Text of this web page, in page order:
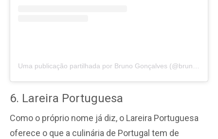
Uma publicação partilhada por Bruno Gonçalves (@brunogvisual)
6. Lareira Portuguesa
Como o próprio nome já diz, o Lareira Portuguesa
oferece o que a culinária de Portugal tem de